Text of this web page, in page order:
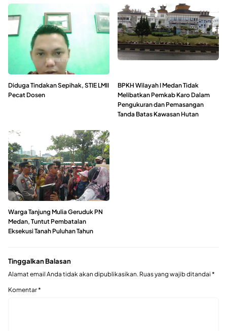
Diduga Tindakan Sepihak, STIE LMII
Pecat Dosen
BPKH Wilayah I Medan Tidak
Melibatkan Pemkab Karo Dalam
Pengukuran dan Pemasangan
Tanda Batas Kawasan Hutan
Warga Tanjung Mulia Geruduk PN
Medan, Tuntut Pembatalan
Eksekusi Tanah Puluhan Tahun
Tinggalkan Balasan
Alamat email Anda tidak akan dipublikasikan. Ruas yang wajib ditandai *
Komentar*